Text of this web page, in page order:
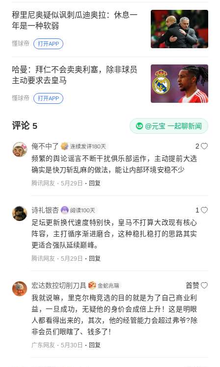
穆里尼奥疑似讽刺瓜迪奥拉：休息一
年是一种软弱
懂球帝 打开APP
哈曼：拜仁不会卖奥利塞，除非球员
主动要求去皇马
懂球帝 打开APP
评论 5 @元宝 一起聊新闻
俺不中了
2
频繁的舆论谣言不断干扰俱乐部运作，主动提前大选
确实是快刀斩乱麻的做法，能让内部环境安稳不少
腾讯网友 5月29日 回复
诗礼银杏
1
足坛更新换代速度特别快，皇马不打算大改现有核心
阵容，主打循序渐进磨合，这种稳扎稳打的思路其实
更适合强队延续巅峰。
腾讯网友 5月29日 回复
宏达数控切削刀具
首赞
我就说嘛，里克尔梅竞选的目的就是为了自己商业利
益，一旦成功，无疑他的身价会成倍上升！这是明眼
人都看得出来的，其次，他的经管能力会超过弗爷?除
非会员们眼瞎了、钱多了！
广东网友 5月30日 回复